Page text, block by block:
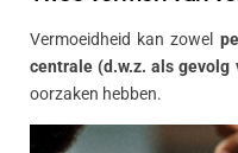
Vermoeidheid kan zowel
centrale (d.w.z. als gevolg
oorzaken hebben.